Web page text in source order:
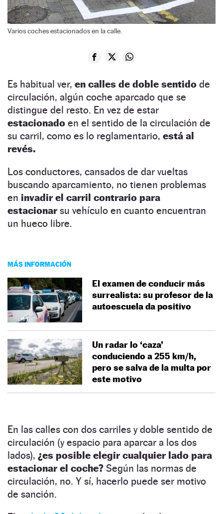
Varios coches estacionados en la calle.
Es habitual ver, en calles de doble sentido de
circulación, algún coche aparcado que se
distingue del resto. En vez de estar
estacionado en el sentido de la circulación de
su carril, como es lo reglamentario, está al
revés.
Los conductores, cansados de dar vueltas
buscando aparcamiento, no tienen problemas
en invadir el carril contrario para
estacionarsu vehículo en cuanto encuentran
un hueco libre.
MÁS INFORMACIÓN
El examen de conducir más
surrealista: su profesor de la
autoescuela da positivo
Un radar lo ‘caza’
conduciendo a 255 km/h,
pero se salva de la multa por
este motivo
En las calles con dos carriles y doble sentido de
circulación (y espacio para aparcar a los dos
lados), ¿es posible elegir cualquier lado para
estacionar el coche? Según las normas de
circulación, no. Y sí, hacerlo puede ser motivo
de sanción.